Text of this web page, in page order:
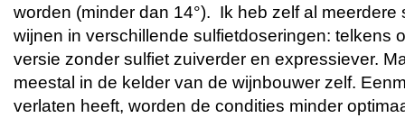
worden (minder dan 14°). Ik heb zelf al
wijnen in verschillende sulfietdoseringen: telkens
versie zonder sulfiet zuiverder en expressiever.
meestal in de kelder van de wijnbouwer zelf.
verlaten heeft, worden de condities minder